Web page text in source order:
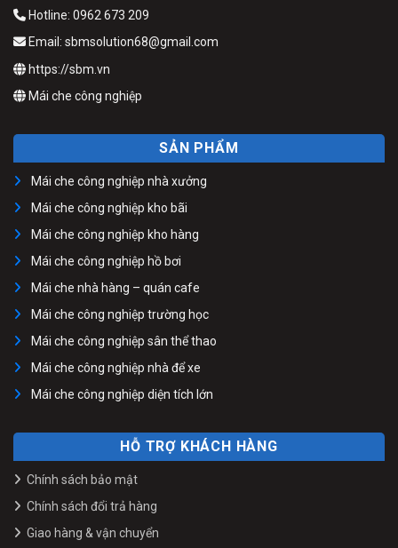
Hotline: 0962 673 209
Email: sbmsolution68@gmail.com
https://sbm.vn
Mái che công nghiệp
SẢN PHẨM
Mái che công nghiệp nhà xưởng
Mái che công nghiệp kho bãi
Mái che công nghiệp kho hàng
Mái che công nghiệp hồ bơi
Mái che nhà hàng – quán cafe
Mái che công nghiệp trường học
Mái che công nghiệp sân thể thao
Mái che công nghiệp nhà để xe
Mái che công nghiệp diện tích lớn
HỖ TRỢ KHÁCH HÀNG
Chính sách bảo mật
Chính sách đổi trả hàng
Giao hàng & vận chuyển